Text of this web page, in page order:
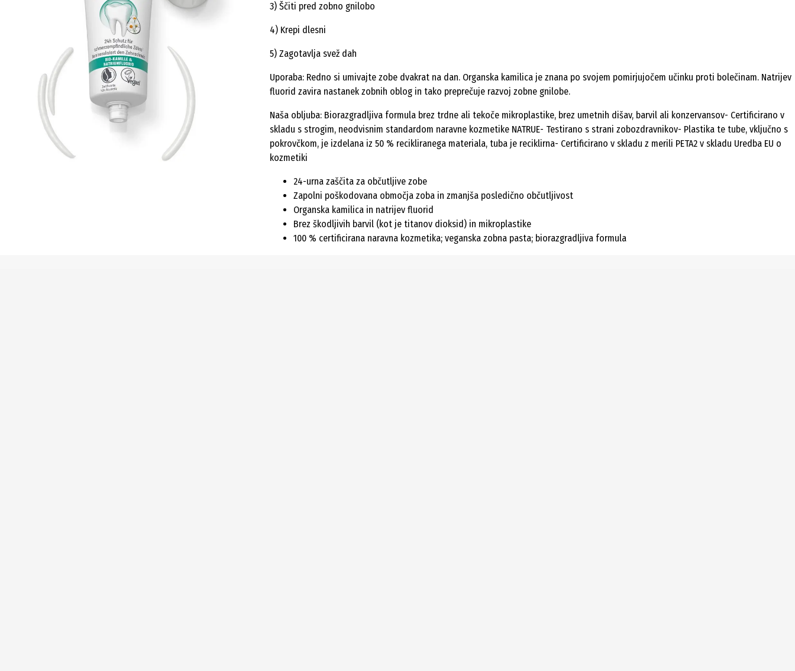
3) Ščiti pred zobno gnilobo
4) Krepi dlesni
5) Zagotavlja svež dah
Uporaba: Redno si umivajte zobe dvakrat na dan. Organska kamilica je znana po svojem pomirjujočem učinku proti bolečinam. Natrijev
fluorid zavira nastanek zobnih oblog in tako preprečuje razvoj zobne gnilobe.
Naša obljuba: Biorazgradljiva formula brez trdne ali tekoče mikroplastike, brez umetnih dišav, barvil ali konzervansov- Certificirano v
skladu s strogim, neodvisnim standardom naravne kozmetike NATRUE- Testirano s strani zobozdravnikov- Plastika te tube, vključno s
pokrovčkom, je izdelana iz 50 % recikliranega materiala, tuba je reciklirna- Certificirano v skladu z merili PETA2 v skladu Uredba EU o
kozmetiki
24-urna zaščita za občutljive zobe
Zapolni poškodovana območja zoba in zmanjša posledično občutljivost
Organska kamilica in natrijev fluorid
Brez škodljivih barvil (kot je titanov dioksid) in mikroplastike
100 % certificirana naravna kozmetika; veganska zobna pasta; biorazgradljiva formula